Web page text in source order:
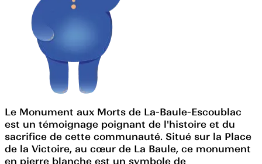
Le Monument aux Morts de La-Baule-Escoublac
est un témoignage poignant de l'histoire et du
sacrifice de cette communauté. Situé sur la Place
de la Victoire, au cœur de La Baule, ce monument
en pierre blanche est un symbole de